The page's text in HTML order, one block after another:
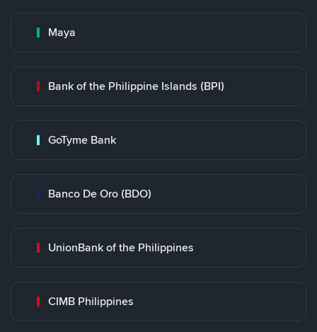
Maya
Bank of the Philippine Islands (BPI)
GoTyme Bank
Banco De Oro (BDO)
UnionBank of the Philippines
CIMB Philippines